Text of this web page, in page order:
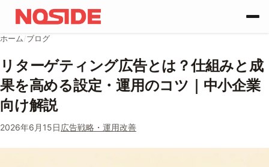
コンテンツへスキップ
ホーム/ブログ
リターゲティング広告とは？仕組みと成
果を高める設定・運用のコツ｜中小企業
向け解説
2026年6月15日広告戦略・運用改善